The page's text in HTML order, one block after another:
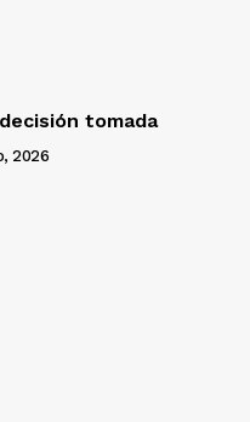
tomada
2026